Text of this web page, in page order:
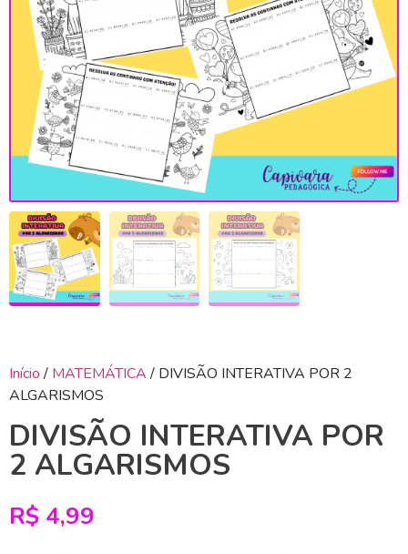
Início / MATEMÁTICA / DIVISÃO INTERATIVA POR 2
ALGARISMOS
DIVISÃO INTERATIVA POR
2 ALGARISMOS
R$ 4,99